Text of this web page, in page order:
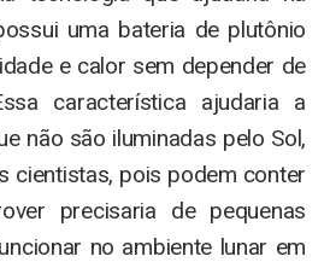
uma bateria de plutônio
e calor sem depender de
característica ajudaria a
não são iluminadas pelo Sol,
cientistas, pois podem conter
precisaria de pequenas
no ambiente lunar em